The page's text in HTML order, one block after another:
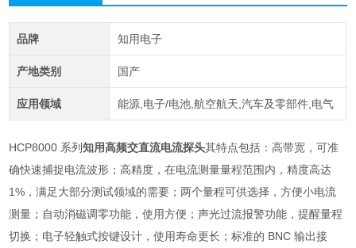
品牌 知用电子
产地类别 国产
应用领域 能源,电子/电池,航空航天,汽车及零部件,电气
HCP8000 系列知用高频交直流电流探头其特点包括：高带宽，可准
确快速捕捉电流波形；高精度，在电流测量量程范围内，精度高达
1% ，满足大部分测试领域的需要；两个量程可供选择，方便小电流
测量；自动消磁调零功能，使用方便；声光过流报警功能，提醒量程
切换；电子轻触式按键设计，使用寿命更长；标准的 BNC输出接